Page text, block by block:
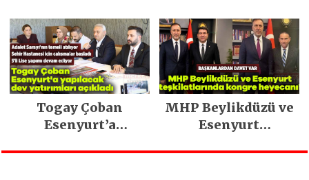
tahliye edildi
Togay Çoban
Esenyurt’a
yatırımları açıkladı
MHP Beylikdüzü ve
Esenyurt
kongre heyecanı!